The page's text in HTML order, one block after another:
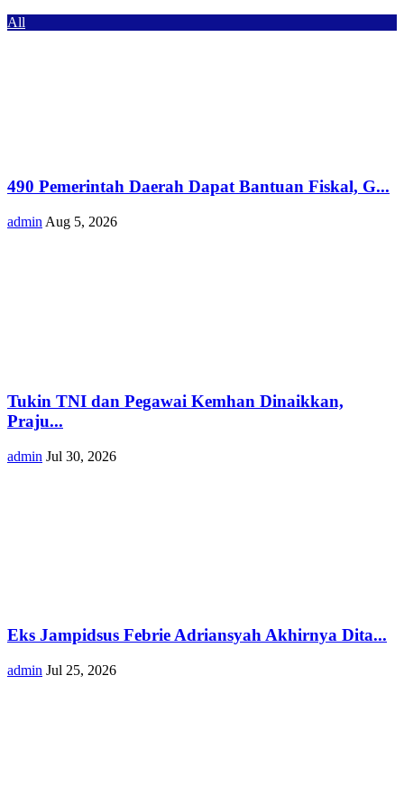
All
490 Pemerintah Daerah Dapat Bantuan Fiskal, G...
admin Aug 5, 2026
Tukin TNI dan Pegawai Kemhan Dinaikkan,
Praju...
admin Jul 30, 2026
Eks Jampidsus Febrie Adriansyah Akhirnya Dita...
admin Jul 25, 2026